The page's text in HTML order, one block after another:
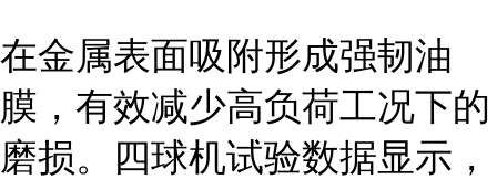
在金属表面吸附形成强韧油
膜，有效减少高负荷工况下的
磨损。四球机试验数据显示，